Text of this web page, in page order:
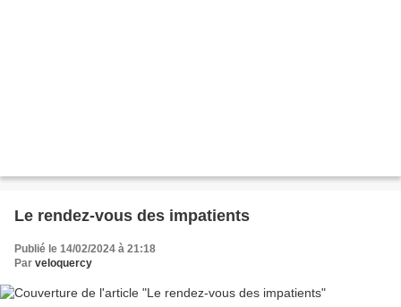
Le rendez-vous des impatients
Publié le 14/02/2024 à 21:18
Par veloquercy